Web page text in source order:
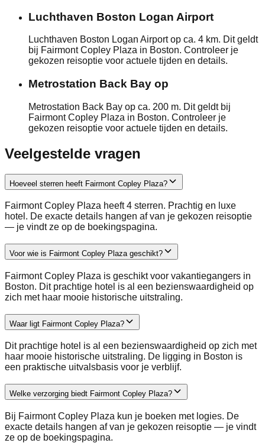
Luchthaven Boston Logan Airport
Luchthaven Boston Logan Airport op ca. 4 km. Dit geldt
bij Fairmont Copley Plaza in Boston. Controleer je
gekozen reisoptie voor actuele tijden en details.
Metrostation Back Bay op
Metrostation Back Bay op ca. 200 m. Dit geldt bij
Fairmont Copley Plaza in Boston. Controleer je
gekozen reisoptie voor actuele tijden en details.
Veelgestelde vragen
Hoeveel sterren heeft Fairmont Copley Plaza?
Fairmont Copley Plaza heeft 4 sterren. Prachtig en luxe
hotel. De exacte details hangen af van je gekozen reisoptie
— je vindt ze op de boekingspagina.
Voor wie is Fairmont Copley Plaza geschikt?
Fairmont Copley Plaza is geschikt voor vakantiegangers in
Boston. Dit prachtige hotel is al een bezienswaardigheid op
zich met haar mooie historische uitstraling.
Waar ligt Fairmont Copley Plaza?
Dit prachtige hotel is al een bezienswaardigheid op zich met
haar mooie historische uitstraling. De ligging in Boston is
een praktische uitvalsbasis voor je verblijf.
Welke verzorging biedt Fairmont Copley Plaza?
Bij Fairmont Copley Plaza kun je boeken met logies. De
exacte details hangen af van je gekozen reisoptie — je vindt
ze op de boekingspagina.